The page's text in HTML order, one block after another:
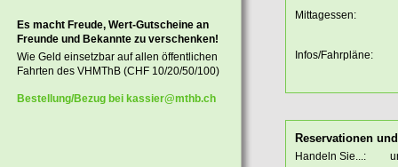
Es macht Freude, Wert-Gutscheine an
Freunde und Bekannte zu verschenken!
Wie Geld einsetzbar auf allen öffentlichen
Fahrten des VHMThB (CHF 10/20/50/100)
Bestellung/Bezug bei kassier@mthb.ch
Mittagessen:
Infos/Fahrpläne:
Reservationen
Handeln Sie...: